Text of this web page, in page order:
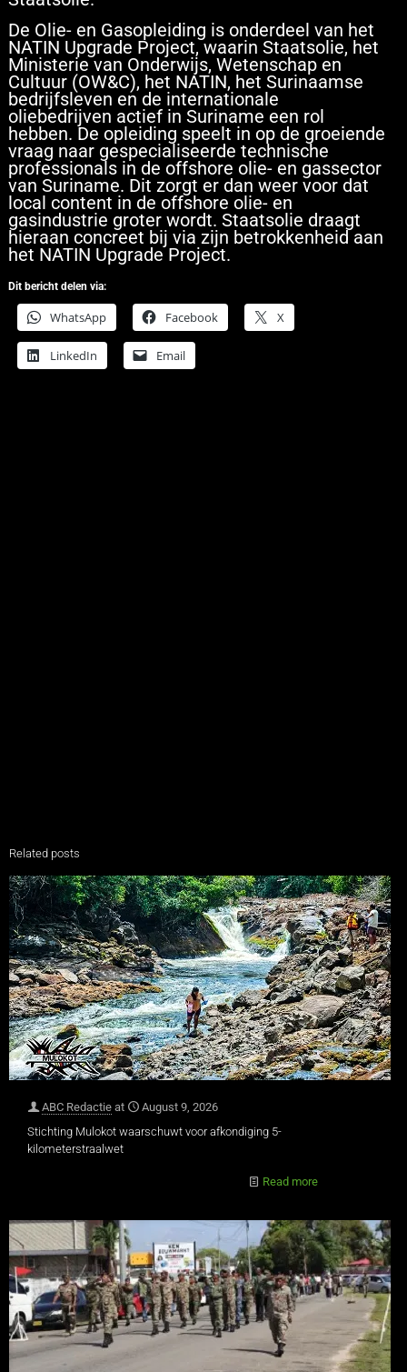
De Olie- en Gasopleiding is onderdeel van het
NATIN Upgrade Project, waarin Staatsolie, het
Ministerie van Onderwijs, Wetenschap en
Cultuur (OW&C), het NATIN, het Surinaamse
bedrijfsleven en de internationale
oliebedrijven actief in Suriname een rol
hebben. De opleiding speelt in op de groeiende
vraag naar gespecialiseerde technische
professionals in de offshore olie- en gassector
van Suriname. Dit zorgt er dan weer voor dat
local content in de offshore olie- en
gasindustrie groter wordt. Staatsolie draagt
hieraan concreet bij via zijn betrokkenheid aan
het NATIN Upgrade Project.
Dit bericht delen via:
WhatsApp Facebook X
LinkedIn Email
Related posts
ABC Redactie at
August 9, 2026
Stichting Mulokot waarschuwt voor afkondiging 5-
kilometerstraalwet
Read more